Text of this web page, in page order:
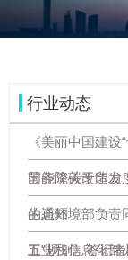
行业动态
《美丽中国建
节能降碳改造力
国务院关于印发
的通知
生态环境部负责
五”规划》答记
工业和信息化部